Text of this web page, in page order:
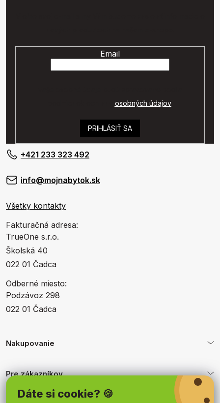
Dáte si cookie? 🍪
Email
osobných údajov.
PRIHLÁSIŤ SA
+421 233 323 492
info@mojnabytok.sk
Všetky kontakty
Fakturačná adresa:
TrueOne s.r.o.
Školská 40
022 01 Čadca
Odberné miesto:
Podzávoz 298
022 01 Čadca
Nakupovanie
Pre zákazníkov